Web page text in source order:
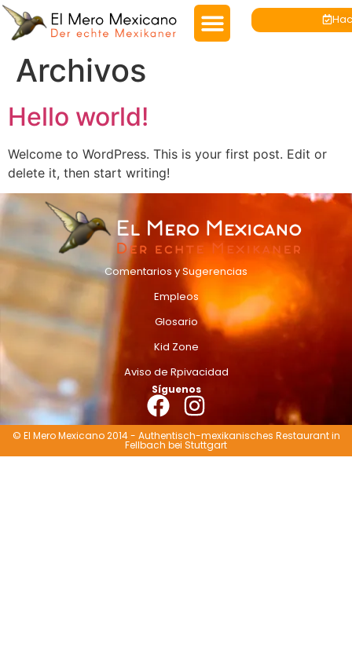
Archivos
Hello world!
Welcome to WordPress. This is your first post. Edit or
delete it, then start writing!
Comentarios y Sugerencias
Empleos
Glosario
Kid Zone
Aviso de Rpivacidad
Síguenos
© El Mero Mexicano 2014 - Authentisch-mexikanisches Restaurant in
Fellbach bei Stuttgart